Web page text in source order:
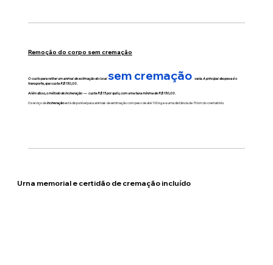
Remoção do corpo sem cremação
O custo para retirar um animal de estimação do localsem cremação varia. A principal despesa é o
transporte, que custa R$150,00.
Além disso, o método de incineração — custa R$15 por quilo, com uma taxa mínima de R$150,00.
O serviço deincineraçãoestá disponível para animais de estimação com peso de até 100 kg e a uma distância de 70 km do crematório.
Urna memorial e certidão de cremação incluído